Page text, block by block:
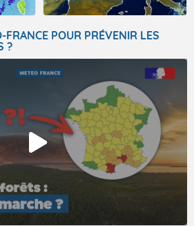
FRANCE POUR PRÉVENIR LES
?